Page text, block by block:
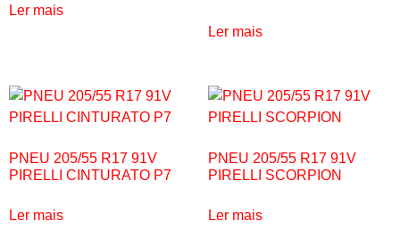
Ler mais
Ler mais
PNEU 205/55 R17 91V
PIRELLI CINTURATO P7
Ler mais
PNEU 205/55 R17 91V
PIRELLI SCORPION
Ler mais